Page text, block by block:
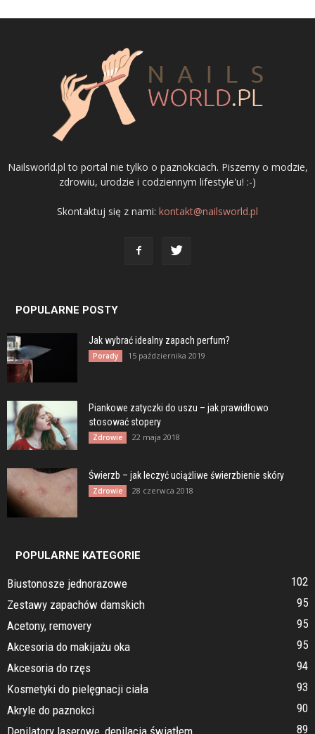
Nailsworld.pl to portal nie tylko o paznokciach. Piszemy o modzie,
zdrowiu, urodzie i codziennym lifestyle'u! :-)
Skontaktuj się z nami: kontakt@nailsworld.pl
POPULARNE POSTY
Jak wybrać idealny zapach perfum?
Porady 15 października 2019
Piankowe zatyczki do uszu – jak prawidłowo
stosować stopery
Zdrowie 22 maja 2018
Świerzb – jak leczyć uciążliwe świerzbienie skóry
Zdrowie 28 czerwca 2018
POPULARNE KATEGORIE
Biustonosze jednorazowe
102
Zestawy zapachów damskich
95
Acetony, removery
95
Akcesoria do makijażu oka
95
Akcesoria do rzęs
94
Kosmetyki do pielęgnacji ciała
93
Akryle do paznokci
90
Depilatory laserowe, depilacja światłem
89